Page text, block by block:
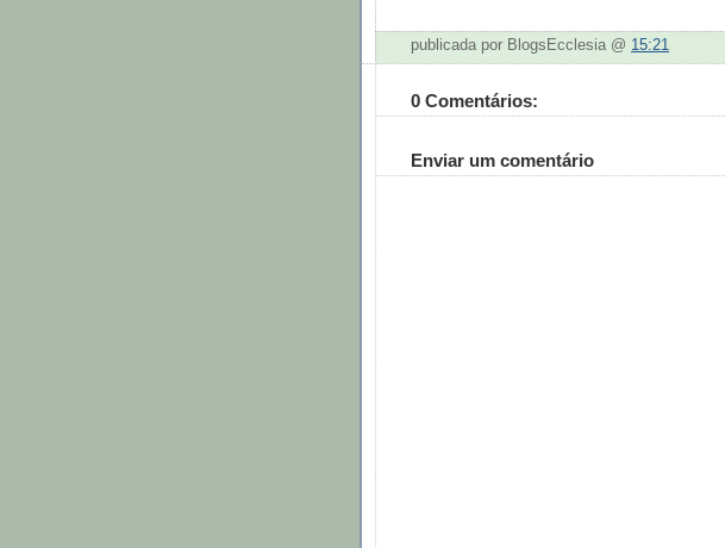
publicada por BlogsEcclesia @ 15:21
0 Comentários:
Enviar um comentário